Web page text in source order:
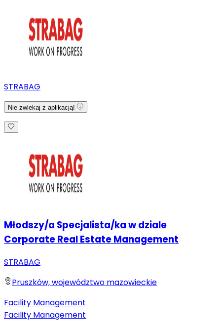
STRABAG
Nie zwlekaj z aplikacją!
Młodszy/a Specjalista/ka w dziale
Corporate Real Estate Management
STRABAG
Pruszków, województwo mazowieckie
Facility Management
Facility Management